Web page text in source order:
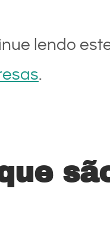
lendo
.